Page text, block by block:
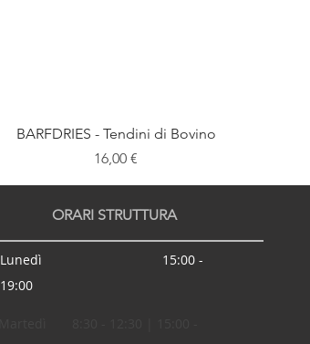
BARFDRIES - Tendini di Bovino
Prezzo
16,00 €
ORARI STRUTTURA
Lunedì 15:00 -
19:00